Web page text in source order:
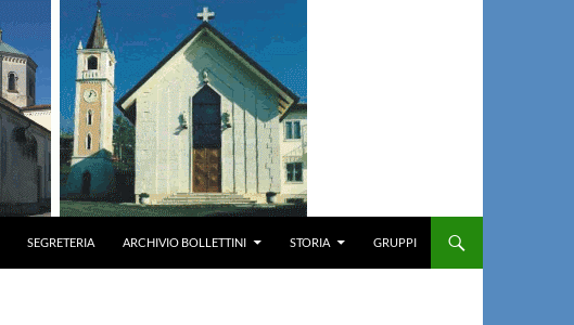
SEGRETERIA ARCHIVIO BOLLETTINI STORIA GRUPPI